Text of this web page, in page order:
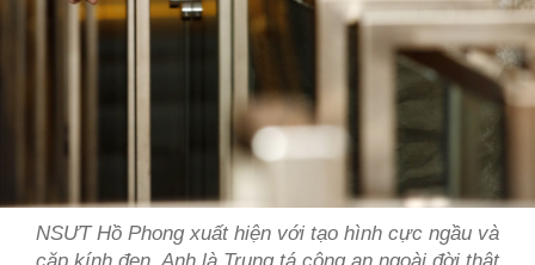
NSƯT Hồ Phong xuất hiện với tạo hình cực ngầu và